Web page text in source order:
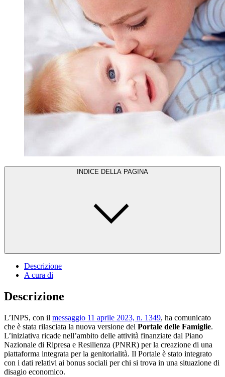
INDICE DELLA PAGINA
Descrizione
A cura di
Descrizione
L’INPS, con il messaggio 11 aprile 2023, n. 1349, ha comunicato
che è stata rilasciata la nuova versione del Portale delle Famiglie.
L’iniziativa ricade nell’ambito delle attività finanziate dal Piano
Nazionale di Ripresa e Resilienza (PNRR) per la creazione di una
piattaforma integrata per la genitorialità. Il Portale è stato integrato
con i dati relativi ai bonus sociali per chi si trova in una situazione di
disagio economico.